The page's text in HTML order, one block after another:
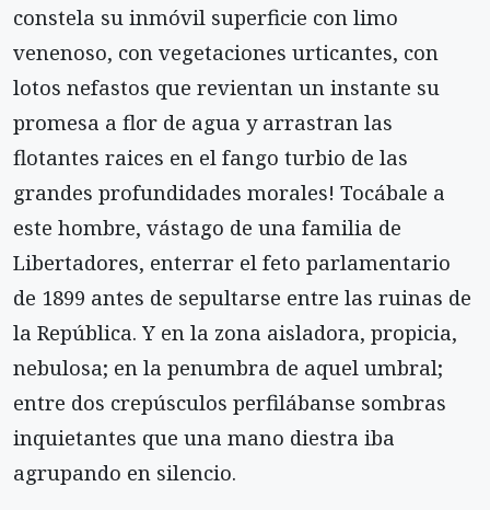
constela su inmóvil superficie con limo
venenoso, con vegetaciones urticantes, con
lotos nefastos que revientan un instante su
promesa a flor de agua y arrastran las
flotantes raices en el fango turbio de las
grandes profundidades morales! Tocábale a
este hombre, vástago de una familia de
Libertadores, enterrar el feto parlamentario
de 1899 antes de sepultarse entre las ruinas de
la República. Y en la zona aisladora, propicia,
nebulosa; en la penumbra de aquel umbral;
entre dos crepúsculos perfilábanse sombras
inquietantes que una mano diestra iba
agrupando en silencio.